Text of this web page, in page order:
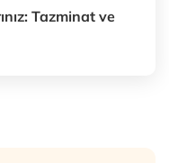
Tazminat ve